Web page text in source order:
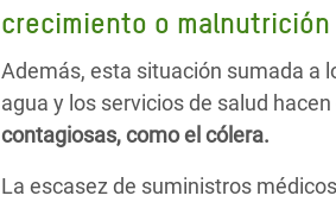
crecimiento o malnutrición
Además, esta situación sumada a
agua y los servicios de salud
contagiosas, como el cólera.
La escasez de suministros